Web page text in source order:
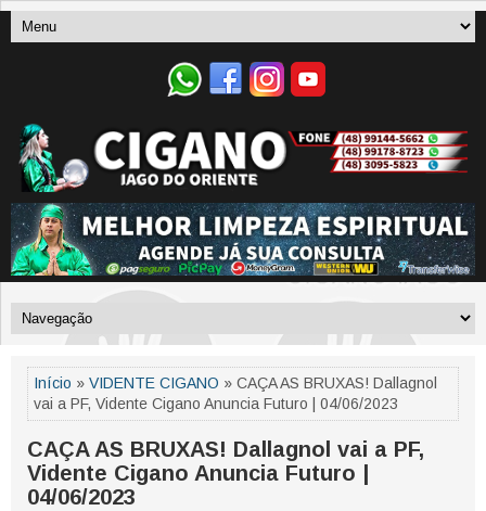
Início » VIDENTE CIGANO » CAÇA AS BRUXAS! Dallagnol
vai a PF, Vidente Cigano Anuncia Futuro | 04/06/2023
CAÇA AS BRUXAS! Dallagnol vai a PF,
Vidente Cigano Anuncia Futuro |
04/06/2023